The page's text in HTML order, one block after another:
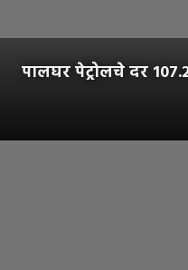
पालघर पेट्रोलचे दर